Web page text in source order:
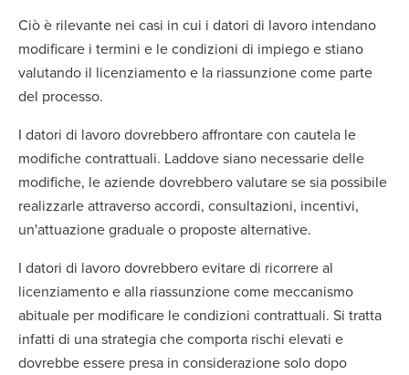
Ciò è rilevante nei casi in cui i datori di lavoro intendano
modificare i termini e le condizioni di impiego e stiano
valutando il licenziamento e la riassunzione come parte
del processo.
I datori di lavoro dovrebbero affrontare con cautela le
modifiche contrattuali. Laddove siano necessarie delle
modifiche, le aziende dovrebbero valutare se sia possibile
realizzarle attraverso accordi, consultazioni, incentivi,
un'attuazione graduale o proposte alternative.
I datori di lavoro dovrebbero evitare di ricorrere al
licenziamento e alla riassunzione come meccanismo
abituale per modificare le condizioni contrattuali. Si tratta
infatti di una strategia che comporta rischi elevati e
dovrebbe essere presa in considerazione solo dopo